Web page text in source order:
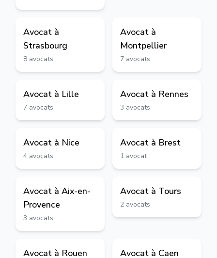
Avocat à
Strasbourg
8 avocats
Avocat à
Montpellier
7 avocats
Avocat à Lille
7 avocats
Avocat à Rennes
3 avocats
Avocat à Nice
4 avocats
Avocat à Brest
1 avocat
Avocat à Aix-en-
Provence
3 avocats
Avocat à Tours
2 avocats
Avocat à Rouen Avocat à Caen